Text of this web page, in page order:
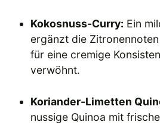
Kokosnuss-Curry: Ein
ergänzt die
für eine cremige
verwöhnt.
Koriander-Limetten
nussige Quinoa mit